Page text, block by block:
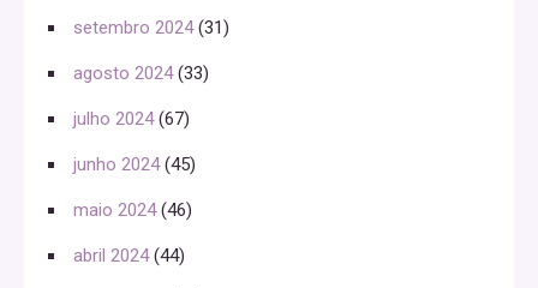
setembro 2024(31)
agosto 2024(33)
julho 2024(67)
junho 2024(45)
maio 2024(46)
abril 2024(44)